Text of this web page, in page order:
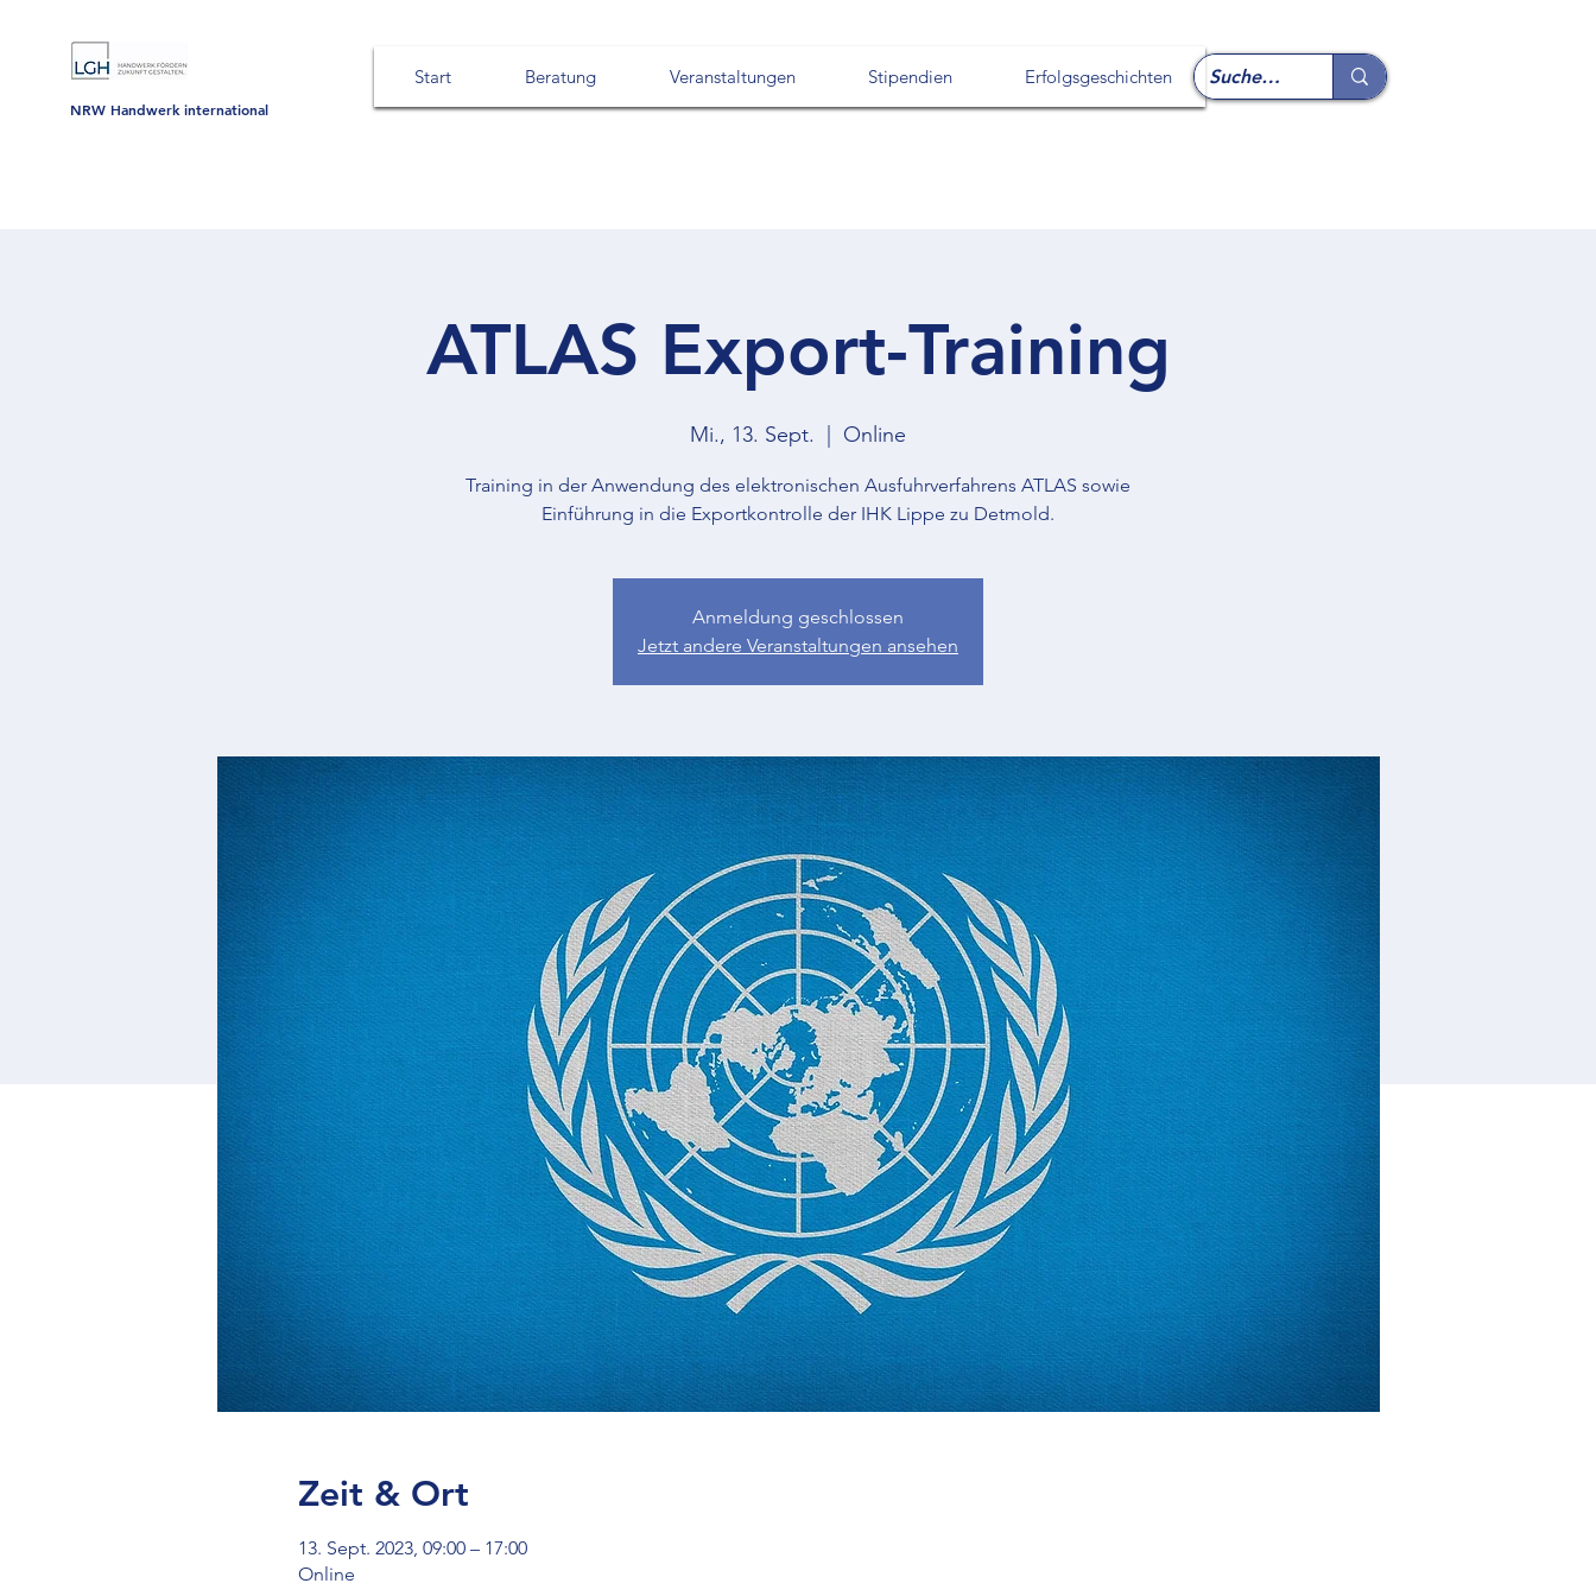
NRW Handwerk international
Start Beratung Veranstaltungen Stipendien Erfolgsgeschichten
ATLAS Export-Training
Mi., 13. Sept. Online
Training in der Anwendung des elektronischen Ausfuhrverfahrens ATLAS sowie
Einführung in die Exportkontrolle der IHK Lippe zu Detmold.
Anmeldung geschlossen
Jetzt andere Veranstaltungen ansehen
Zeit & Ort
13. Sept. 2023, 09:00 – 17:00
Online